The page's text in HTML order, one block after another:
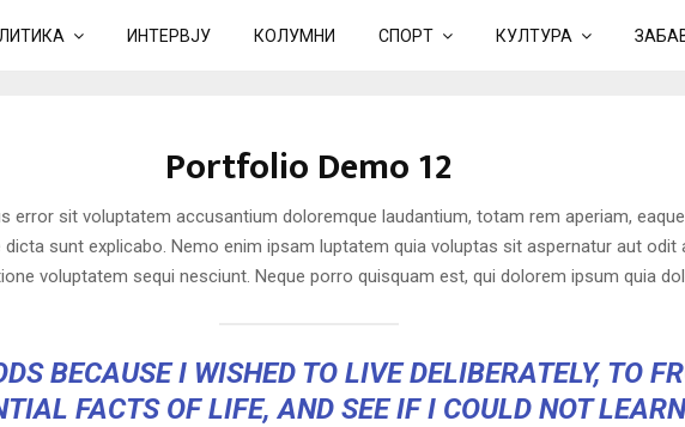
ИНТЕРВЈУ КОЛУМНИ СПОРТ КУЛТУРА
Portfolio Demo 12
error sit voluptatem accusantium doloremque laudantium, totam rem aperiam,
sunt explicabo. Nemo enim ipsam luptatem quia voluptas sit aspernatur aut odit
voluptatem sequi nesciunt. Neque porro quisquam est, qui dolorem ipsum quia
BECAUSE I WISHED TO LIVE DELIBERATELY, TO
FACTS OF LIFE, AND SEE IF I COULD NOT